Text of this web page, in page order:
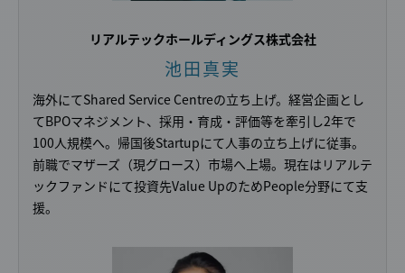
リアルテックホールディングス株式会社
池田真実
海外にてShared Service Centreの立ち上げ。経営企画とし
てBPOマネジメント、採用・育成・評価等を牽引し2年で
100人規模へ。帰国後Startupにて人事の立ち上げに従事。
前職でマザーズ（現グロース）市場へ上場。現在はリアルテ
ックファンドにて投資先Value UpのためPeople分野にて支
援。